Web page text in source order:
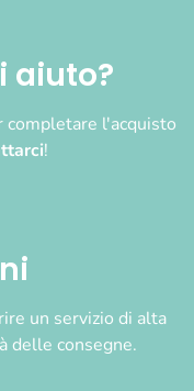
aiuto?
completare l'acquisto
!
un servizio di alta
delle consegne.